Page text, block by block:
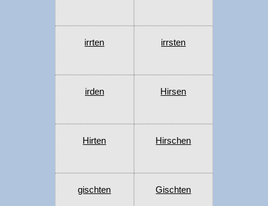
irrten irrsten
irden Hirsen
Hirten Hirschen
gischten Gischten